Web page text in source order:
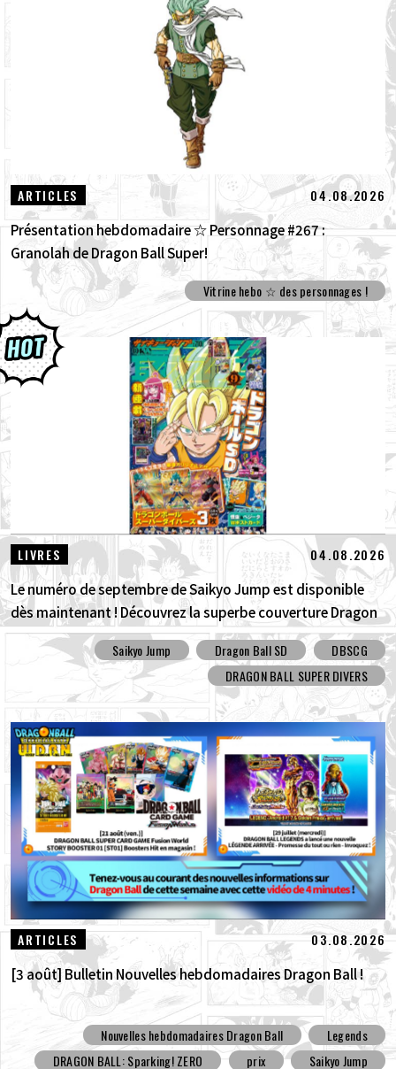
ARTICLES 04.08.2026
Présentation hebdomadaire ☆ Personnage #267 :
Granolah de Dragon Ball Super!
Vitrine hebo ☆ des personnages !
LIVRES 04.08.2026
Le numéro de septembre de Saikyo Jump est disponible
dès maintenant ! Découvrez la superbe couverture Dragon
Ball SD et tous les bonus !
Saikyo Jump Dragon Ball SD
DBSCG
DRAGON BALL SUPER DIVERS
ARTICLES 03.08.2026
[3 août] Bulletin Nouvelles hebdomadaires Dragon Ball !
Nouvelles hebdomadaires Dragon Ball
Legends
DRAGON BALL: Sparking! ZERO
prix
Saikyo Jump